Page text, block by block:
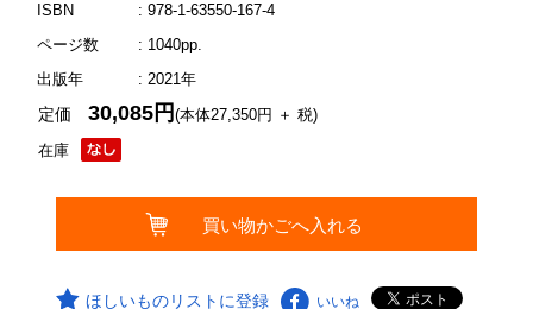
ISBN
: 978-1-63550-167-4
ページ数
: 1040pp.
出版年
: 2021年
在庫
定価30,085円(本体27,350円 ＋ 税)
ほしいものリストに登録 いいね